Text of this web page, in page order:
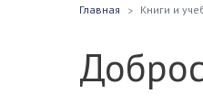
Главная Книги и